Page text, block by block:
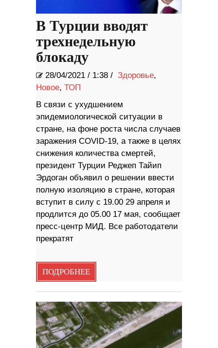
В Турции вводят
трехнедельную
блокаду
28/04/2021 / 1:38 / Здоровье,
Новое, ТОП
В связи с ухудшением
эпидемиологической ситуации в
стране, на фоне роста числа случаев
заражения COVID-19, а также в целях
снижения количества смертей,
президент Турции Реджеп Тайип
Эрдоган объявил о решении ввести
полную изоляцию в стране, которая
вступит в силу с 19.00 29 апреля и
продлится до 05.00 17 мая, сообщает
пресс-центр МИД. Все работодатели
прекратят
ПОДРОБНЕЕ